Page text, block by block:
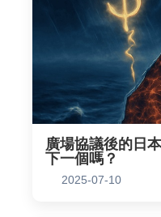
廣場協議後的日
下一個嗎？
2025-07-10